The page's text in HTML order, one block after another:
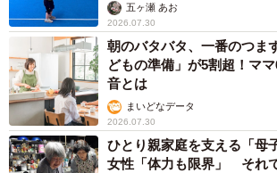
五ヶ瀬 あお
2026.07.30
朝のバタバタ、一番のつま
どもの準備」が5割超！マ
音とは
まいどなデータ
2026.07.30
ひとり親家庭を支える「母
女性「体力も限界」 それ